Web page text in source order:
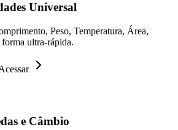
Universal
Peso, Temperatura, Área,
ultra-rápida.
e Câmbio